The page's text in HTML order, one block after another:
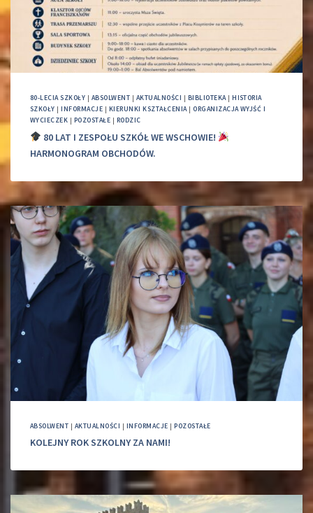
80-LECIA SZKOŁY | ABSOLWENT | AKTUALNOŚCI | BIBLIOTEKA|HISTORIA
SZKOŁY |INFORMACJE | KIERUNKI KSZTAŁCENIA|ORGANIZACJA WYJŚĆ I
WYCIECZEK | POZOSTAŁE | RODZIC
80 LAT I ZESPOŁU SZKÓŁ WE WSCHOWIE!
HARMONOGRAM OBCHODÓW.
ABSOLWENT | AKTUALNOŚCI | INFORMACJE |POZOSTAŁE
KOLEJNY ROK SZKOLNY ZA NAMI!